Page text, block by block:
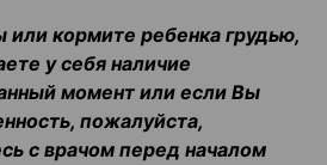
кормите ребенка грудью,
у себя наличие
момент или если Вы
пожалуйста,
с врачом перед началом